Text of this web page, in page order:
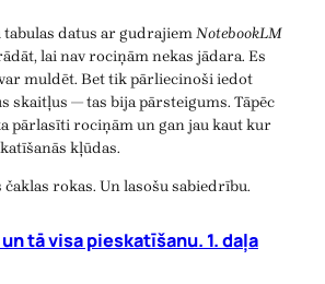
tabulas datus ar gudrajiemNotebookLM
lai nav rociņām nekas jādara. Es
muldēt. Bet tik pārliecinoši iedot
skaitļus — tas bija pārsteigums. Tāpēc
pārlasīti rociņām un gan jau kaut kur
kļūdas.
čaklas rokas. Un lasošu sabiedrību.
tā visa pieskatīšanu. 1. daļa